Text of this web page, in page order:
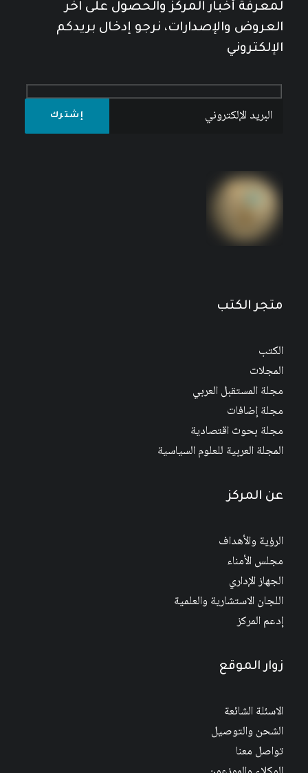
لمعرفة أخبار المركز والحصول على آخر
العروض والإصدارات، نرجو إدخال بريدكم
الإلكتروني
متجر الكتب
الكتب
المجلات
مجلة المستقبل العربي
مجلة إضافات
مجلة بحوث اقتصادية
المجلة العربية للعلوم السياسية
عن المركز
الرؤية والأهداف
مجلس الأمناء
الجهاز الإداري
اللجان الاستشارية والعلمية
إدعم المركز
زوار الموقع
الاسئلة الشائعة
الشحن والتوصيل
تواصل معنا